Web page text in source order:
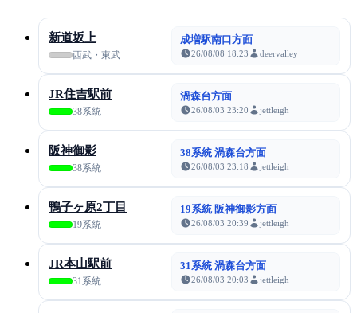
新道坂上
西武・東武
成増駅南口方面
26/08/08 18:23 deervalley
JR住吉駅前
38系統
渦森台方面
26/08/03 23:20 jettleigh
阪神御影
38系統
38系統 渦森台方面
26/08/03 23:18 jettleigh
鴨子ヶ原2丁目
19系統
19系統 阪神御影方面
26/08/03 20:39 jettleigh
JR本山駅前
31系統
31系統 渦森台方面
26/08/03 20:03 jettleigh